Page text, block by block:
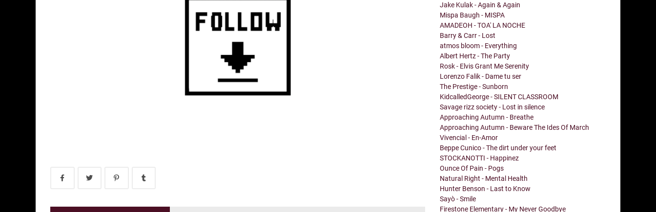
Jake Kulak - Again & Again
Mispa Baugh - MISPA
AMADEOH - TOA' LA NOCHE
Barry & Carr - Lost
atmos bloom - Everything
Albert Hertz - The Party
Rosk - Elvis Grant Me Serenity
Lorenzo Falik - Dame tu ser
The Prestige - Sunborn
KidcalledGeorge - SILENT CLASSROOM
Savage rizz society - Lost in silence
Approaching Autumn - Breathe
Approaching Autumn - Beware The Ides Of March
Vivencial - En-Amor
Beppe Cunico - The dirt under your feet
STOCKANOTTI - Happinez
Ounce Of Pain - Pogs
Natural Right - Mental Health
Hunter Benson - Last to Know
Sayò - Smile
Firestone Elementary - My Never Goodbye